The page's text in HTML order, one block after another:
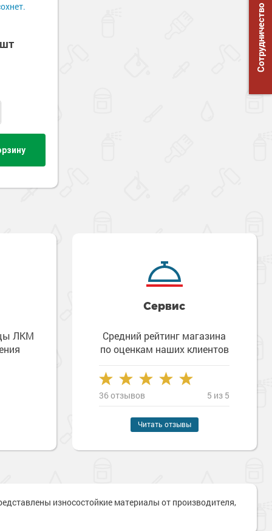
ЛКМ
Сервис
Средний рейтинг магазина
по оценкам наших клиентов
36 отзывов 5 из 5
Читать отзывы
износостойкие материалы от производителя,Наверх
Сотрудничество